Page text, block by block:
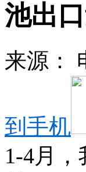
池出
来源：
到手机
1-4月